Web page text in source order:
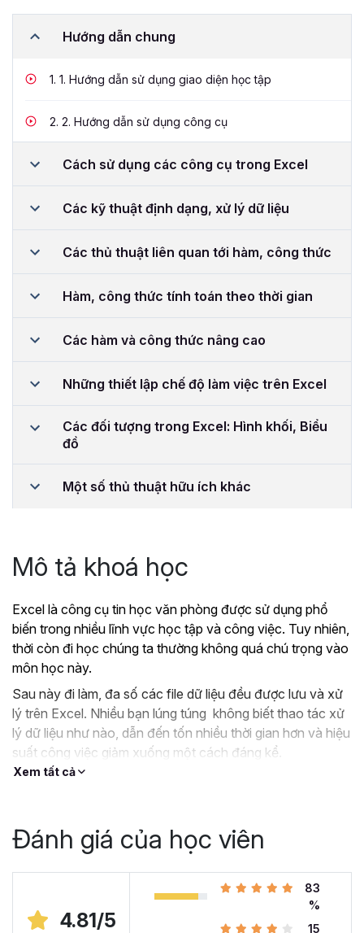
Hướng dẫn chung
1. 1. Hướng dẫn sử dụng giao diện học tập
2. 2. Hướng dẫn sử dụng công cụ
Cách sử dụng các công cụ trong Excel
Các kỹ thuật định dạng, xử lý dữ liệu
Các thủ thuật liên quan tới hàm, công thức
Hàm, công thức tính toán theo thời gian
Các hàm và công thức nâng cao
Những thiết lập chế độ làm việc trên Excel
Các đối tượng trong Excel: Hình khối, Biểu
đồ
Một số thủ thuật hữu ích khác
Mô tả khoá học
Excel là công cụ tin học văn phòng được sử dụng phổ
biến trong nhiều lĩnh vực học tập và công việc. Tuy nhiên,
thời còn đi học chúng ta thường không quá chú trọng vào
môn học này.
Sau này đi làm, đa số các file dữ liệu đều được lưu và xử
lý trên Excel. Nhiều bạn lúng túng không biết thao tác xử
lý dữ liệu như nào, dẫn đến tốn nhiều thời gian hơn và hiệu
suất công việc giảm xuống một cách đáng kể.
?Nếu như bạn:
Hoặc trước đây chỉ học lý thuyết nên không biết
Hoặc đã có kiến thức cơ bản về Excel và đang
muốn nâng cao kỹ năng của mình lên.
Xem tất cả
Đánh giá của học viên
4.81/5
83
%
15